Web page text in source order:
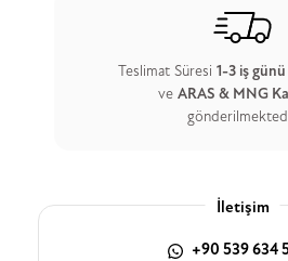
Teslimat Süresi 1-3 iş günü
ve ARAS & MNG
İletişim
+90 539 634